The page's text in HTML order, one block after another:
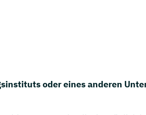
oder eines anderen